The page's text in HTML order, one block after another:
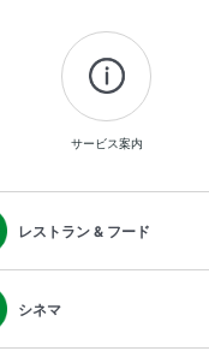
サービス案内
レストラン & フード
シネマ